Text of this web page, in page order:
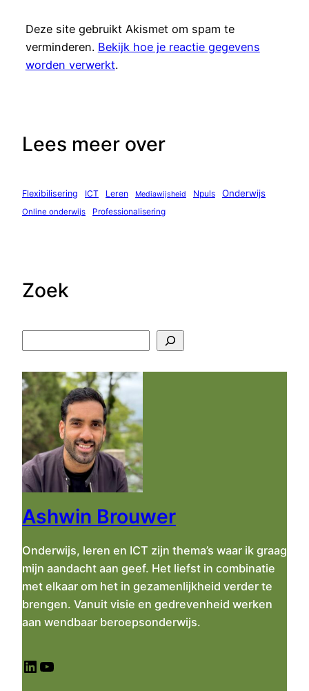
Deze site gebruikt Akismet om spam te
verminderen. Bekijk hoe je reactie gegevens
worden verwerkt.
Lees meer over
Flexibilisering ICT Leren Mediawijsheid Npuls Onderwijs
Online onderwijs Professionalisering
Zoek
e
k
e
n
Ashwin Brouwer
Onderwijs, leren en ICT zijn thema’s waar ik graag
mijn aandacht aan geef. Het liefst in combinatie
met elkaar om het in gezamenlijkheid verder te
brengen. Vanuit visie en gedrevenheid werken
aan wendbaar beroepsonderwijs.
LinkedIn YouTube